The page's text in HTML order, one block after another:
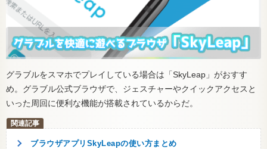
グラブルをスマホでプレイしている場合は「SkyLeap」がおすす
め。グラブル公式ブラウザで、ジェスチャーやクイックアクセスと
いった周回に便利な機能が搭載されているからだ。
ブラウザアプリSkyLeapの使い方まとめ